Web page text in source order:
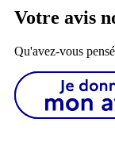
Votre avis
Qu'avez-vous